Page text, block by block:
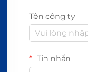
Tên công ty
Tin nhắn